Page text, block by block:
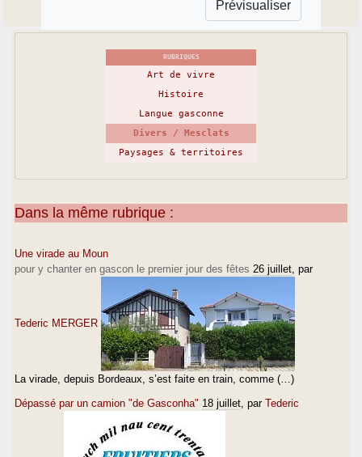
RUBRIQUES
Art de vivre
Histoire
Langue gasconne
Divers / Mesclats
Paysages & territoires
Dans la même rubrique :
Une virade au Moun
pour y chanter en gascon le premier jour des fêtes 26 juillet , par
Tederic MERGER
La virade, depuis Bordeaux, s’est faite en train, comme (…)
Dépassé par un camion "de Gasconha" 18 juillet , par Tederic